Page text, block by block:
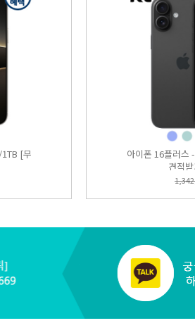
갤럭시Z 폴드7 256GB/512GB 비밀특가폰
[무
아이폰 16플러
견적